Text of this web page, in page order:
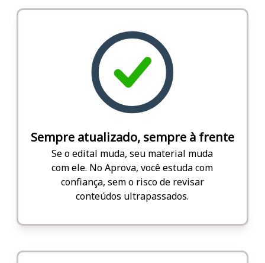
Sempre atualizado, sempre à frente
Se o edital muda, seu material muda
com ele. No Aprova, você estuda com
confiança, sem o risco de revisar
conteúdos ultrapassados.